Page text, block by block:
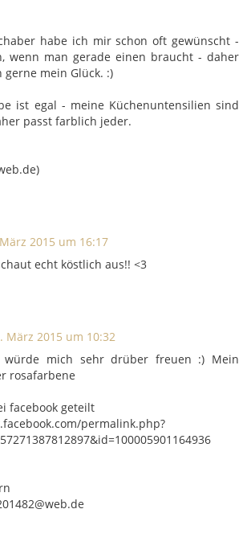
habe ich mir schon oft gewünscht -
wenn man gerade einen braucht - daher
gerne mein Glück. :)
ist egal - meine Küchenuntensilien sind
passt farblich jeder.
2015 um 16:17
echt köstlich aus!! <3
März 2015 um 10:32
würde mich sehr drüber freuen :) Mein
rosafarbene
facebook geteilt
permalink.php?